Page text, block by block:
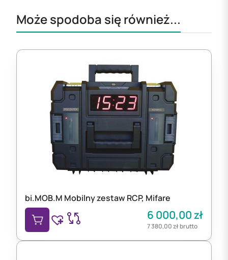
Może spodoba się również...
bi.MOB.M Mobilny zestaw RCP, Mifare
6 000,00zł
7 380,00złbrutto